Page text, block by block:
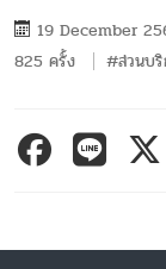
19 December
825 ครั้ง
#ส่วนบริ